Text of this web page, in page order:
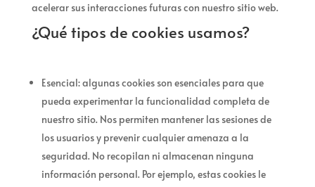
acelerar sus interacciones futuras con nuestro sitio web.
¿Qué tipos de cookies usamos?
Esencial: algunas cookies son esenciales para que
pueda experimentar la funcionalidad completa de
nuestro sitio. Nos permiten mantener las sesiones de
los usuarios y prevenir cualquier amenaza a la
seguridad. No recopilan ni almacenan ninguna
información personal. Por ejemplo, estas cookies le